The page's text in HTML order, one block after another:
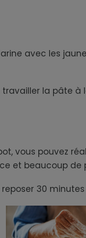
avec les
la pâte
vous pouvez
et beaucoup de
30